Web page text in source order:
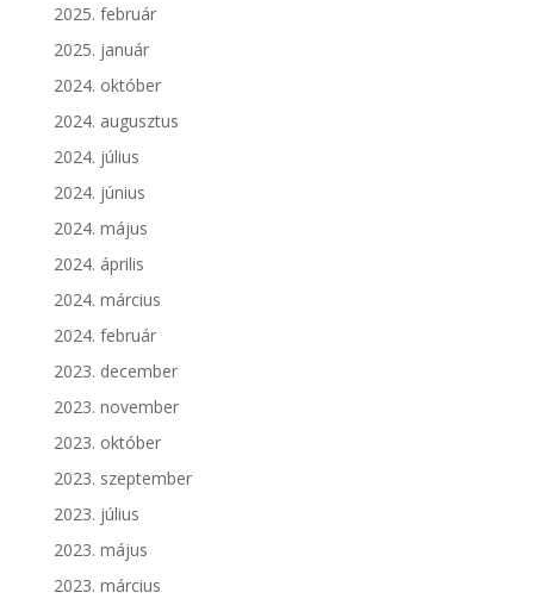
2025. február
2025. január
2024. október
2024. augusztus
2024. július
2024. június
2024. május
2024. április
2024. március
2024. február
2023. december
2023. november
2023. október
2023. szeptember
2023. július
2023. május
2023. március